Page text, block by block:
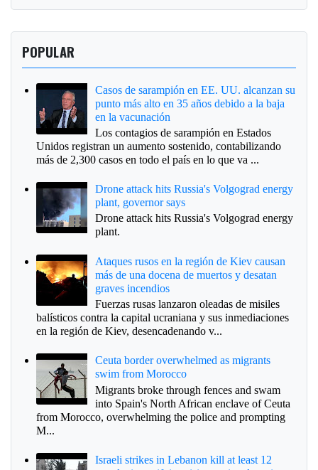
POPULAR
Casos de sarampión en EE. UU. alcanzan su
punto más alto en 35 años debido a la baja
en la vacunación
Los contagios de sarampión en Estados
Unidos registran un aumento sostenido, contabilizando
más de 2,300 casos en todo el país en lo que va ...
Drone attack hits Russia's Volgograd energy
plant, governor says
Drone attack hits Russia's Volgograd energy
plant.
Ataques rusos en la región de Kiev causan
más de una docena de muertos y desatan
graves incendios
Fuerzas rusas lanzaron oleadas de misiles
balísticos contra la capital ucraniana y sus inmediaciones
en la región de Kiev, desencadenando v...
Ceuta border overwhelmed as migrants
swim from Morocco
Migrants broke through fences and swam
into Spain's North African enclave of Ceuta
from Morocco, overwhelming the police and prompting
M...
Israeli strikes in Lebanon kill at least 12